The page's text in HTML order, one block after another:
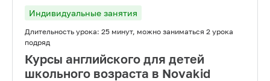
Индивидуальные занятия
Длительность урока: 25 минут, можно заниматься 2 урока
подряд
Курсы английского для детей
школьного возраста в Novakid